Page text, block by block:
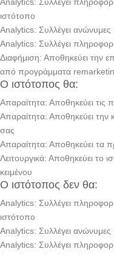
ιστότοπο
Analytics: Συλλέγει
Analytics: Συλλέγει
Διαφήμιση: Αποθηκεύει την
από προγράμματα
Ο ιστότοπος θα:
Απαραίτητα: Αποθηκεύει τις
Απαραίτητα: Αποθηκεύει
σας
Απαραίτητα: Αποθηκεύει τα
Λειτουργικά: Αποθηκεύει το
κειμένου
Ο ιστότοπος δεν θα:
Analytics: Συλλέγει
ιστότοπο
Analytics: Συλλέγει
Analytics: Συλλέγει